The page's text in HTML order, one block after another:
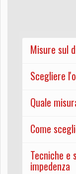
Misure sul
Scegliere
Quale
Come
Tecniche e
impedenza